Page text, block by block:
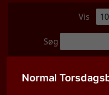
Vis
Søg
Normal